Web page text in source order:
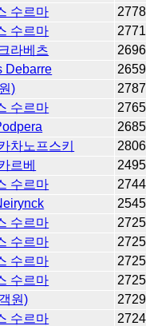
수르마
2778
수르마
2771
라베츠
2696
Debarre
2659
)
2787
수르마
2765
2685
차노프스키
2806
르베
2495
수르마
2744
2545
수르마
2725
수르마
2725
수르마
2725
수르마
2725
원)
2729
수르마
2724